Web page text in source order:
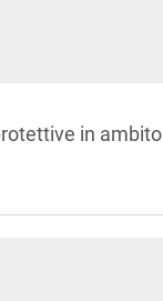
in ambito